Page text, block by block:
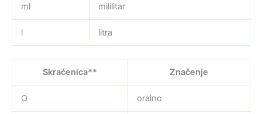
ml mililitar
l litra
Skraćenica** Značenje
O oralno